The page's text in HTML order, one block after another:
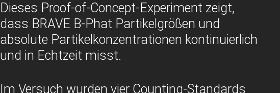
Dieses Proof-of-Concept-Experiment zeigt,
dass BRAVE B-Phat Partikelgrößen und
absolute Partikelkonzentrationen kontinuierlich
und in Echtzeit misst.
Im Versuch wurden vier Counting-Standards